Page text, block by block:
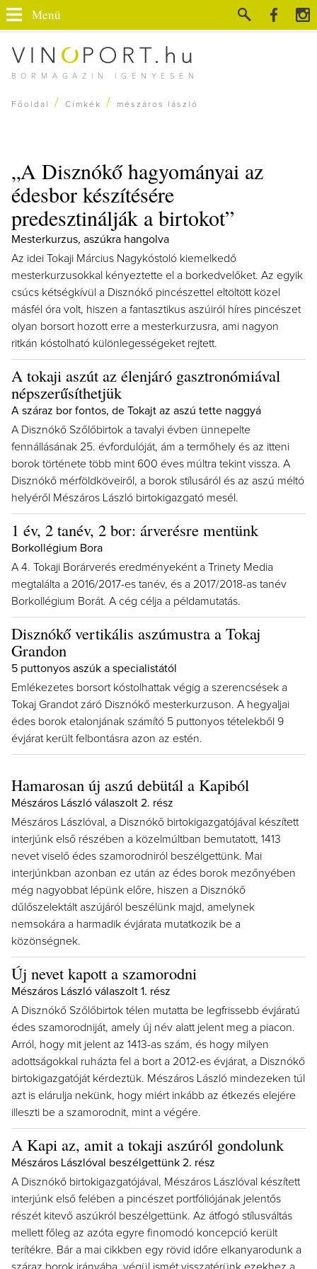
BORMAGAZIN IGÉNYESEN
Menü
Főoldal / Címkék / mészáros lászló
„A Disznókő hagyományai az
édesbor készítésére
predesztinálják a birtokot”
Mesterkurzus, aszúkra hangolva
Az idei Tokaji Március Nagykóstoló kiemelkedő
mesterkurzusokkal kényeztette el a borkedvelőket. Az egyik
csúcs kétségkívül a Disznókő pincészettel eltöltött közel
másfél óra volt, hiszen a fantasztikus aszúiról híres pincészet
olyan borsort hozott erre a mesterkurzusra, ami nagyon
ritkán kóstolható különlegességeket rejtett.
A tokaji aszút az élenjáró gasztronómiával
népszerűsíthetjük
A száraz bor fontos, de Tokajt az aszú tette naggyá
A Disznókő Szőlőbirtok a tavalyi évben ünnepelte
fennállásának 25. évfordulóját, ám a termőhely és az itteni
borok története több mint 600 éves múltra tekint vissza. A
Disznókő mérföldköveiről, a borok stílusáról és az aszú méltó
helyéről Mészáros László birtokigazgató mesél.
1 év, 2 tanév, 2 bor: árverésre mentünk
Borkollégium Bora
A 4. Tokaji Borárverés eredményeként a Trinety Media
megtalálta a 2016/2017-es tanév, és a 2017/2018-as tanév
Borkollégium Borát. A cég célja a példamutatás.
Disznókő vertikális aszúmustra a Tokaj
Grandon
5 puttonyos aszúk a specialistától
Emlékezetes borsort kóstolhattak végig a szerencsések a
Tokaj Grandot záró Disznókő mesterkurzuson. A hegyaljai
édes borok etalonjának számító 5 puttonyos tételekből 9
évjárat került felbontásra azon az estén.
Hamarosan új aszú debütál a Kapiból
Mészáros László válaszolt 2. rész
Mészáros Lászlóval, a Disznókő birtokigazgatójával készített
interjúnk első részében a közelmúltban bemutatott, 1413
nevet viselő édes szamorodniról beszélgettünk. Mai
interjúnkban azonban ez után az édes borok mezőnyében
még nagyobbat lépünk előre, hiszen a Disznókő
dűlőszelektált aszújáról beszélünk majd, amelynek
nemsokára a harmadik évjárata mutatkozik be a
közönségnek.
Új nevet kapott a szamorodni
Mészáros László válaszolt 1. rész
A Disznókő Szőlőbirtok télen mutatta be legfrissebb évjáratú
édes szamorodniját, amely új név alatt jelent meg a piacon.
Arról, hogy mit jelent az 1413-as szám, és hogy milyen
adottságokkal ruházta fel a bort a 2012-es évjárat, a Disznókő
birtokigazgatóját kérdeztük. Mészáros László mindezeken túl
azt is elárulja nekünk, hogy miért inkább az étkezés elejére
illeszti be a szamorodnit, mint a végére.
A Kapi az, amit a tokaji aszúról gondolunk
Mészáros Lászlóval beszélgettünk 2. rész
A Disznókő birtokigazgatójával, Mészáros Lászlóval készített
interjúnk első felében a pincészet portfóliójának jelentős
részét kitevő aszúkról beszélgettünk. Az átfogó stílusváltás
mellett főleg az azóta egyre finomodó koncepció került
terítékre. Bár a mai cikkben egy rövid időre elkanyarodunk a